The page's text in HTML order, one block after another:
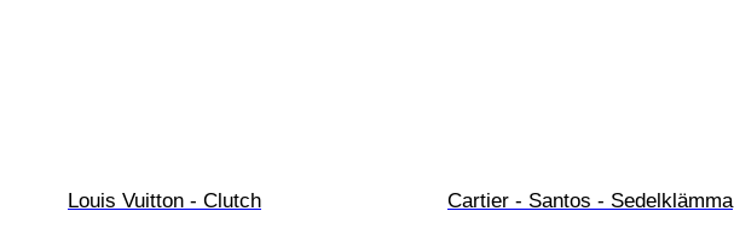
Louis Vuitton - Clutch Cartier - Santos - Sedelklämma